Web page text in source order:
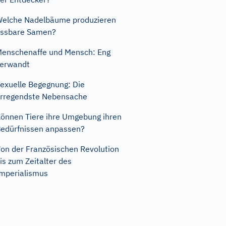
Nadelbäume produzieren
Samen?
und Mensch: Eng
Begegnung: Die
Nebensache
Tiere ihre Umgebung ihren
anpassen?
der Französischen Revolution
zum Zeitalter des